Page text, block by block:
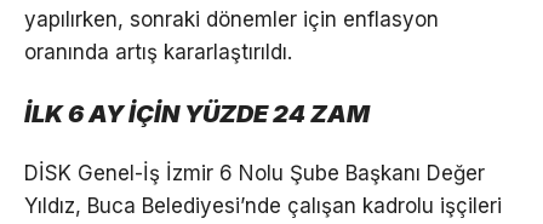
yapılırken, sonraki dönemler için enflasyon
oranında artış kararlaştırıldı.
İLK 6 AY İÇİN YÜZDE 24 ZAM
DİSK Genel-İş İzmir 6 Nolu Şube Başkanı Değer
Yıldız, Buca Belediyesi’nde çalışan kadrolu işçileri